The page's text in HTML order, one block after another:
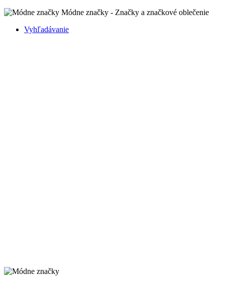
Módne značky - Značky a značkové oblečenie
Vyhľadávanie